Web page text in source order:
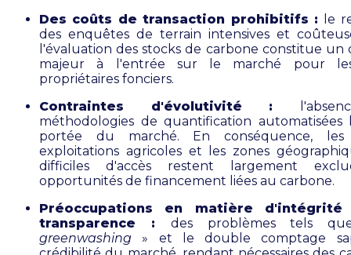
Des coûts de transaction prohibitifs :
le
des enquêtes de terrain intensives et
l'évaluation des stocks de carbone constitue un
majeur à l'entrée sur le marché pour
propriétaires fonciers.
Contraintes d'évolutivité :
méthodologies de quantification automatisées
portée du marché. En conséquence, les
exploitations agricoles et les zones
difficiles d'accès restent largement
opportunités de financement liées au carbone.
Préoccupations en matière
transparence : des problèmes tels
greenwashing » et le double comptage